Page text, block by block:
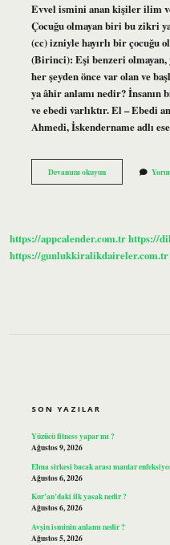
Evvel ismini anan kişiler ilim
Çocuğu olmayan biri bu zikri
(cc) izniyle hayırlı bir çocuğu
(Birinci): Eşi benzeri olmayan,
her şeyden önce var olan ve
ya âhir anlamı nedir? İnsanın
ve ebedi varlıktır. El – Ebedi
Ahmedi, İskendername adlı
Devamını okuyunAllahın
Evvel
https://appcalender.com.trhttps://
https://gunlukkiralikdaireler.com.tr
SON YAZILAR
Yüzücü fitness yapar mı ?
Ağustos 9, 2026
Elma sirkesi bacak arası mantar
Ağustos 6, 2026
Kur’an’daki ilk yasak nedir ?
Ağustos 6, 2026
Avşin isminin anlamı nedir ?
Ağustos 5, 2026